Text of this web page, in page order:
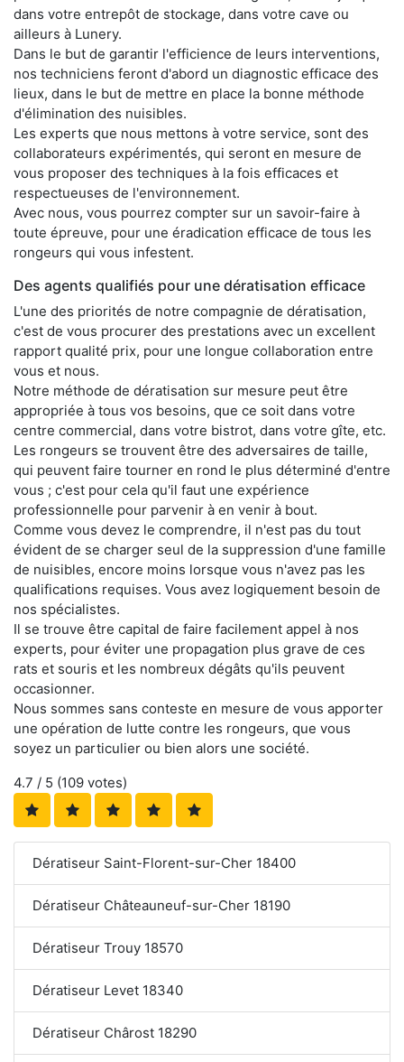
dans votre entrepôt de stockage, dans votre cave ou
ailleurs à Lunery.
Dans le but de garantir l'efficience de leurs interventions,
nos techniciens feront d'abord un diagnostic efficace des
lieux, dans le but de mettre en place la bonne méthode
d'élimination des nuisibles.
Les experts que nous mettons à votre service, sont des
collaborateurs expérimentés, qui seront en mesure de
vous proposer des techniques à la fois efficaces et
respectueuses de l'environnement.
Avec nous, vous pourrez compter sur un savoir-faire à
toute épreuve, pour une éradication efficace de tous les
rongeurs qui vous infestent.
Des agents qualifiés pour une dératisation efficace
L'une des priorités de notre compagnie de dératisation,
c'est de vous procurer des prestations avec un excellent
rapport qualité prix, pour une longue collaboration entre
vous et nous.
Notre méthode de dératisation sur mesure peut être
appropriée à tous vos besoins, que ce soit dans votre
centre commercial, dans votre bistrot, dans votre gîte, etc.
Les rongeurs se trouvent être des adversaires de taille,
qui peuvent faire tourner en rond le plus déterminé d'entre
vous ; c'est pour cela qu'il faut une expérience
professionnelle pour parvenir à en venir à bout.
Comme vous devez le comprendre, il n'est pas du tout
évident de se charger seul de la suppression d'une famille
de nuisibles, encore moins lorsque vous n'avez pas les
qualifications requises. Vous avez logiquement besoin de
nos spécialistes.
Il se trouve être capital de faire facilement appel à nos
experts, pour éviter une propagation plus grave de ces
rats et souris et les nombreux dégâts qu'ils peuvent
occasionner.
Nous sommes sans conteste en mesure de vous apporter
une opération de lutte contre les rongeurs, que vous
soyez un particulier ou bien alors une société.
4.7 / 5 (109 votes)
Dératiseur Saint-Florent-sur-Cher 18400
Dératiseur Châteauneuf-sur-Cher 18190
Dératiseur Trouy 18570
Dératiseur Levet 18340
Dératiseur Chârost 18290